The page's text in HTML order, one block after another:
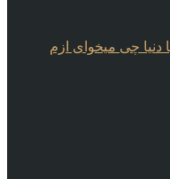
دنیا چی میخوای ازم